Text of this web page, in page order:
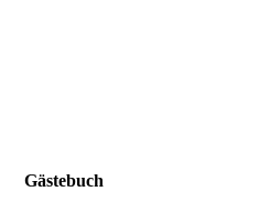
Gästebuch